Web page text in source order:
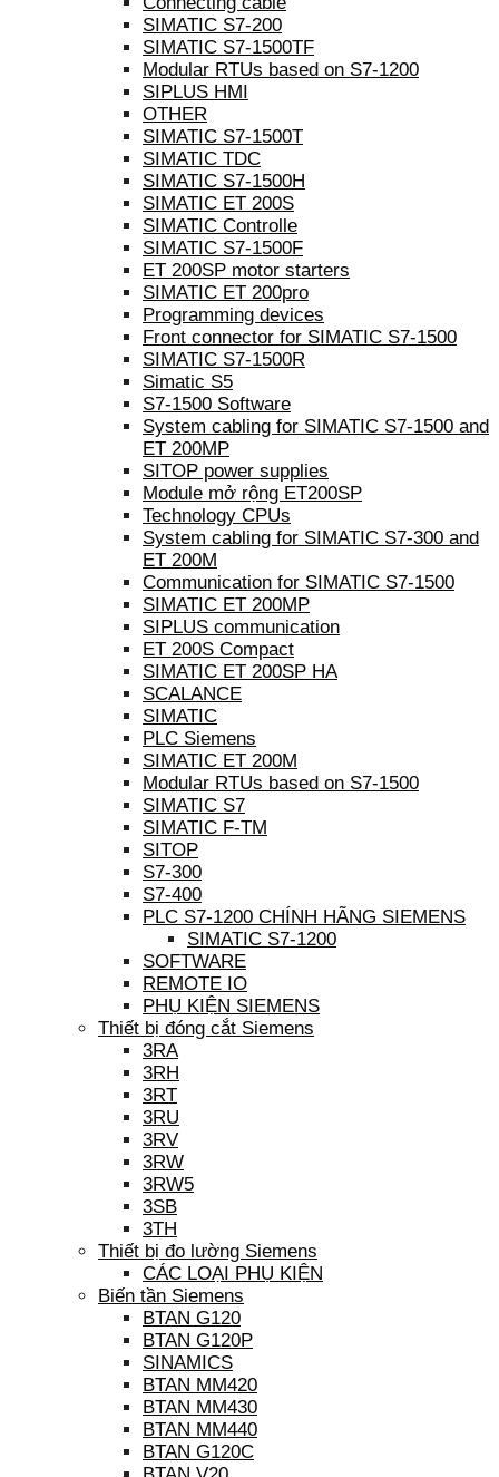
SIMATIC S7-200
SIMATIC S7-1500TF
Modular RTUs based on S7-1200
SIPLUS HMI
OTHER
SIMATIC S7-1500T
SIMATIC TDC
SIMATIC S7-1500H
SIMATIC ET 200S
SIMATIC Controlle
SIMATIC S7-1500F
ET 200SP motor starters
SIMATIC ET 200pro
Programming devices
Front connector for SIMATIC S7-1500
SIMATIC S7-1500R
Simatic S5
S7-1500 Software
System cabling for SIMATIC S7-1500 and
ET 200MP
SITOP power supplies
Module mở rộng ET200SP
Technology CPUs
System cabling for SIMATIC S7-300 and
ET 200M
Communication for SIMATIC S7-1500
SIMATIC ET 200MP
SIPLUS communication
ET 200S Compact
SIMATIC ET 200SP HA
SCALANCE
SIMATIC
PLC Siemens
SIMATIC ET 200M
Modular RTUs based on S7-1500
SIMATIC S7
SIMATIC F-TM
SITOP
S7-300
S7-400
PLC S7-1200 CHÍNH HÃNG SIEMENS
SIMATIC S7-1200
SOFTWARE
REMOTE IO
PHỤ KIỆN SIEMENS
Thiết bị đóng cắt Siemens
3RA
3RH
3RT
3RU
3RV
3RW
3RW5
3SB
3TH
Thiết bị đo lường Siemens
CÁC LOẠI PHỤ KIỆN
Biến tần Siemens
BTAN G120
BTAN G120P
SINAMICS
BTAN MM420
BTAN MM430
BTAN MM440
BTAN G120C